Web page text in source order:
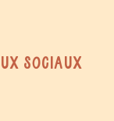
sociaux